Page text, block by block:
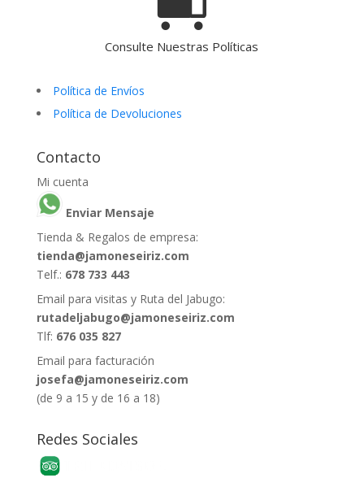
Consulte Nuestras Políticas
Política de Envíos
Política de Devoluciones
Contacto
Mi cuenta
Enviar Mensaje
Tienda & Regalos de empresa:
tienda@jamoneseiriz.com
Telf.: 678 733 443
Email para visitas y Ruta del Jabugo:
rutadeljabugo@jamoneseiriz.com
Tlf: 676 035 827
Email para facturación
josefa@jamoneseiriz.com
(de 9 a 15 y de 16 a 18)
Redes Sociales